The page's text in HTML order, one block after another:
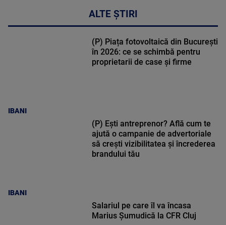
ALTE ȘTIRI
IBANI
(P) Piața fotovoltaică din București
în 2026: ce se schimbă pentru
proprietarii de case și firme
IBANI
(P) Ești antreprenor? Află cum te
ajută o campanie de advertoriale
să crești vizibilitatea și încrederea
brandului tău
Salariul pe care îl va încasa
Marius Șumudică la CFR Cluj